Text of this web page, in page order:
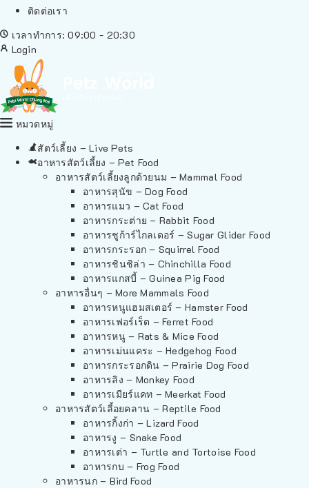
ติดต่อเรา
เวลาทำการ: 09:00 - 20:30
Login
หมวดหมู่
สัตว์เลี้ยง – Live Pets
อาหารสัตว์เลี้ยง – Pet Food
อาหารสัตว์เลี้ยงลูกด้วยนม – Mammal Food
อาหารสุนัข – Dog Food
อาหารแมว – Cat Food
อาหารกระต่าย – Rabbit Food
อาหารชูก้าร์ไกลเดอร์ – Sugar Glider Food
อาหารกระรอก – Squirrel Food
อาหารชินชิล่า – Chinchilla Food
อาหารแกสบี้ – Guinea Pig Food
อาหารอื่นๆ – More Mammals Food
อาหารหนูแฮมสเตอร์ – Hamster Food
อาหารเฟอร์เร็ต – Ferret Food
อาหารหนู – Rats & Mice Food
อาหารเม่นแคระ – Hedgehog Food
อาหารกระรอกดิน – Prairie Dog Food
อาหารลิง – Monkey Food
อาหารเมียร์แคท – Meerkat Food
อาหารสัตว์เลี้อยคลาน – Reptile Food
อาหารกิ้งก่า – Lizard Food
อาหารงู – Snake Food
อาหารเต่า – Turtle and Tortoise Food
อาหารกบ – Frog Food
อาหารนก – Bird Food